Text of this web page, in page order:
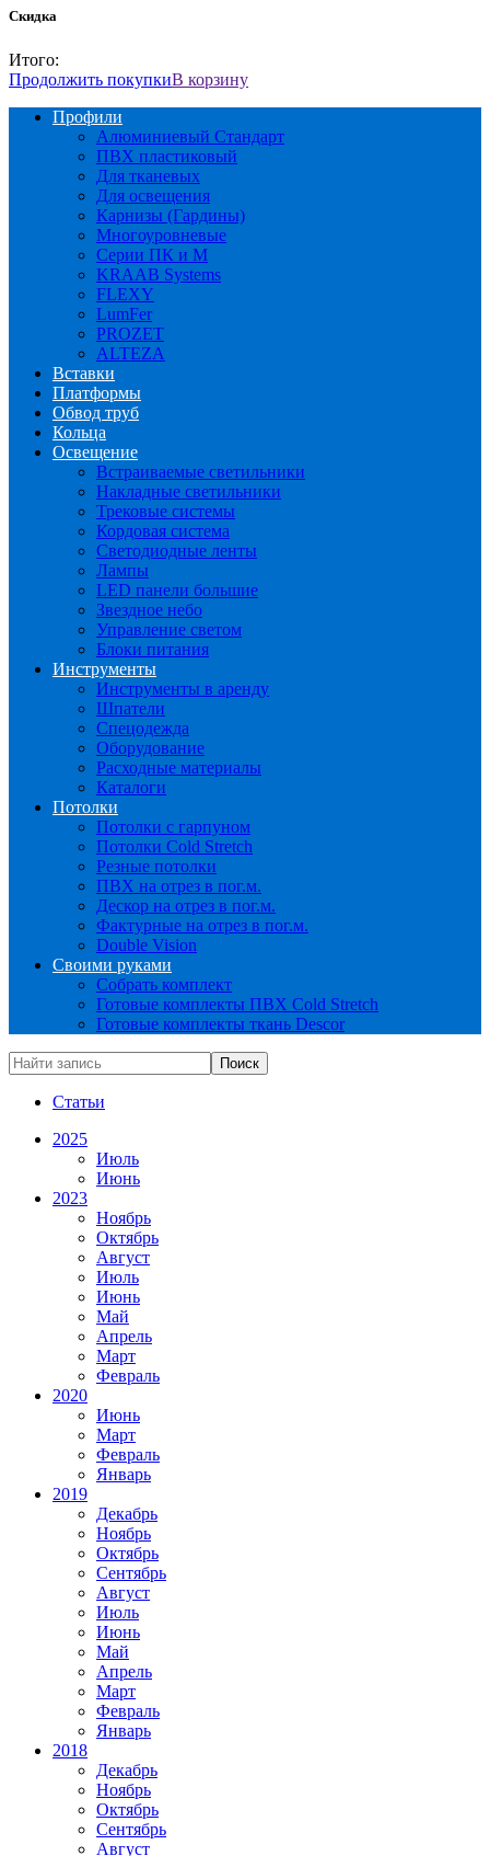
Скидка
Итого:
Продолжить покупкиВ корзину
Профили
Алюминиевый Стандарт
ПВХ пластиковый
Для тканевых
Для освещения
Карнизы (Гардины)
Многоуровневые
Серии ПК и М
KRAAB Systems
FLEXY
LumFer
PROZET
ALTEZA
Вставки
Платформы
Обвод труб
Кольца
Освещение
Встраиваемые светильники
Накладные светильники
Трековые системы
Кордовая система
Светодиодные ленты
Лампы
LED панели большие
Звездное небо
Управление светом
Блоки питания
Инструменты
Инструменты в аренду
Шпатели
Спецодежда
Оборудование
Расходные материалы
Каталоги
Потолки
Потолки с гарпуном
Потолки Cold Stretch
Резные потолки
ПВХ на отрез в пог.м.
Дескор на отрез в пог.м.
Фактурные на отрез в пог.м.
Double Vision
Своими руками
Собрать комплект
Готовые комплекты ПВХ Cold Stretch
Готовые комплекты ткань Descor
Статьи
2025
Июль
Июнь
2023
Ноябрь
Октябрь
Август
Июль
Июнь
Май
Апрель
Март
Февраль
2020
Июнь
Март
Февраль
Январь
2019
Декабрь
Ноябрь
Октябрь
Сентябрь
Август
Июль
Июнь
Май
Апрель
Март
Февраль
Январь
2018
Декабрь
Ноябрь
Октябрь
Сентябрь
Август